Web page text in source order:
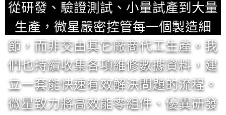
從研發、驗證測試、小量試產到大量
生產，微星嚴密控管每一個製造細
節，而非交由其它廠商代工生產。我
們也持續收集各項維修數據資料，建
立一套能快速有效解決問題的流程。
微星致力將高效能零組件、優異研發